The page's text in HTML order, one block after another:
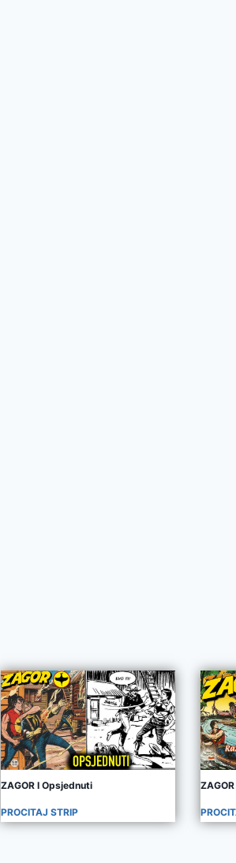
ZAGOR I Opsjednuti
PROCITAJ STRIP